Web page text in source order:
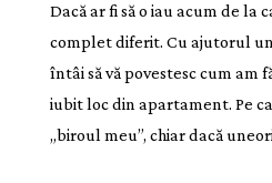
Dacă ar fi să o iau acum de la
complet diferit. Cu ajutorul
întâi să vă povestesc cum am
iubit loc din apartament. Pe
„biroul meu”, chiar dacă